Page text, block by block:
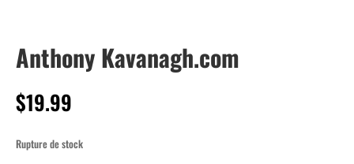
Anthony Kavanagh.com
$19.99
Rupture de stock